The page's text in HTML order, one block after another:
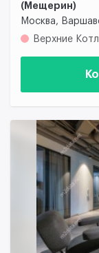
(Мещерин)
Москва,
Верхние